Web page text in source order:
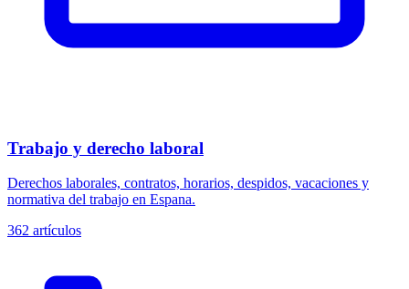
Trabajo y derecho laboral
Derechos laborales, contratos, horarios, despidos, vacaciones y
normativa del trabajo en Espana.
362 artículos